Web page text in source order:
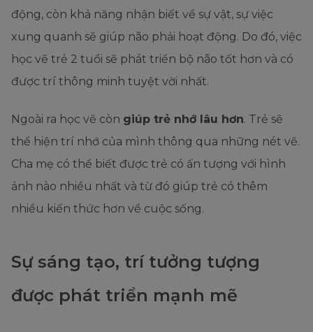
động, còn khả năng nhận biết về sự vật, sự việc
xung quanh sẽ giúp não phải hoạt động. Do đó, việc
học vẽ trẻ 2 tuổi sẽ phát triển bộ não tốt hơn và có
được trí thông minh tuyệt vời nhất.
Ngoài ra học vẽ còn giúp trẻ nhớ lâu hơn. Trẻ sẽ
thể hiện trí nhớ của mình thông qua những nét vẽ.
Cha mẹ có thể biết được trẻ có ấn tượng với hình
ảnh nào nhiều nhất và từ đó giúp trẻ có thêm
nhiều kiến thức hơn về cuộc sống.
Sự sáng tạo, trí tưởng tượng
được phát triển mạnh mẽ